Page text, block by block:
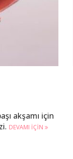
akşamı için
DEVAMI IÇIN